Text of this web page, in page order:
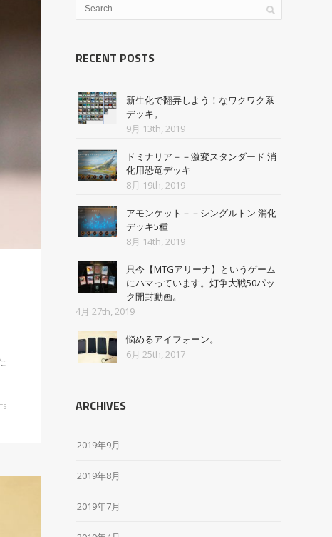
RECENT POSTS
新生化で翻弄しよう！なワクワク系
デッキ。
9月 13th, 2019
ドミナリア－－激変スタンダード 消
化用恐竜デッキ
8月 19th, 2019
アモンケット－－シングルトン 消化
デッキ5種
8月 14th, 2019
只今【MTGアリーナ】というゲーム
にハマっています。灯争大戦50パッ
ク開封動画。
4月 27th, 2019
悩めるアイフォーン。
6月 25th, 2017
ARCHIVES
2019年9月
2019年8月
2019年7月